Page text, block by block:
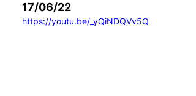
17/06/22
https://youtu.be/_yQiNDQVv5Q